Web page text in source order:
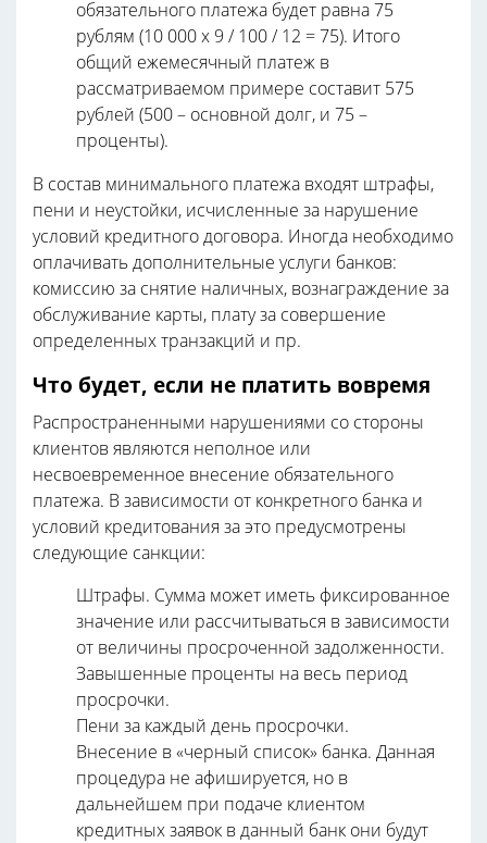
обязательного платежа будет равна 75
рублям (10 000 х 9 / 100 / 12 = 75). Итого
общий ежемесячный платеж в
рассматриваемом примере составит 575
рублей (500 – основной долг, и 75 –
проценты).
В состав минимального платежа входят штрафы,
пени и неустойки, исчисленные за нарушение
условий кредитного договора. Иногда необходимо
оплачивать дополнительные услуги банков:
комиссию за снятие наличных, вознаграждение за
обслуживание карты, плату за совершение
определенных транзакций и пр.
Что будет, если не платить вовремя
Распространенными нарушениями со стороны
клиентов являются неполное или
несвоевременное внесение обязательного
платежа. В зависимости от конкретного банка и
условий кредитования за это предусмотрены
следующие санкции:
Штрафы. Сумма может иметь фиксированное
значение или рассчитываться в зависимости
от величины просроченной задолженности.
Завышенные проценты на весь период
просрочки.
Пени за каждый день просрочки.
Внесение в «черный список» банка. Данная
процедура не афишируется, но в
дальнейшем при подаче клиентом
кредитных заявок в данный банк они будут